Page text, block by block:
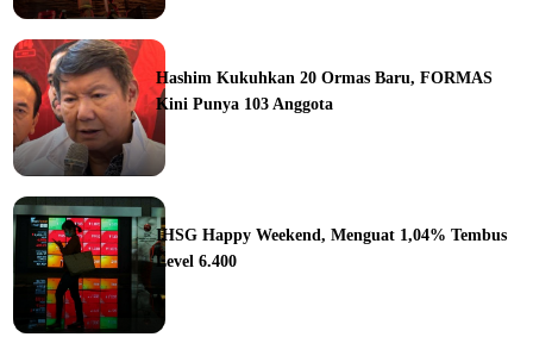
Hashim Kukuhkan 20 Ormas Baru, FORMAS
Kini Punya 103 Anggota
IHSG Happy Weekend, Menguat 1,04% Tembus
Level 6.400